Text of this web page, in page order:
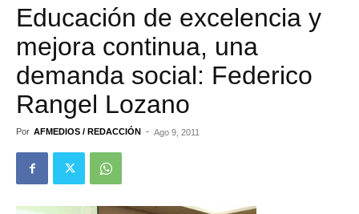
Educación de excelencia y
mejora continua, una
demanda social: Federico
Rangel Lozano
Por AFMEDIOS / REDACCIÓN - Ago 9, 2011